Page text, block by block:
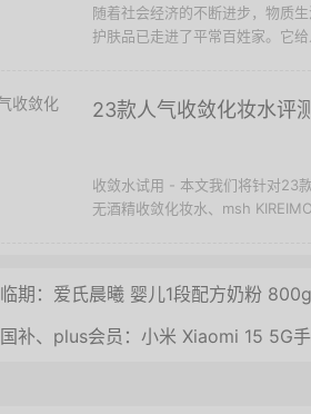
随着社会经济的不断进步，物质
护肤品已走进了平常百姓家。它
23款人气收敛化妆水评测
收敛水试用 - 本文我们将针对23
无酒精收敛化妆水、msh
临期：爱氏晨曦 婴儿1段配方奶粉 800g
国补、plus会员：小米 Xiaomi 15 5G